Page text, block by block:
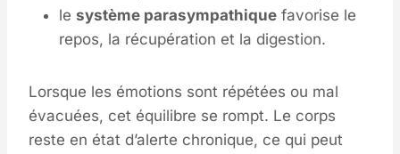
le système parasympathique favorise le
repos, la récupération et la digestion.
Lorsque les émotions sont répétées ou mal
évacuées, cet équilibre se rompt. Le corps
reste en état d’alerte chronique, ce qui peut